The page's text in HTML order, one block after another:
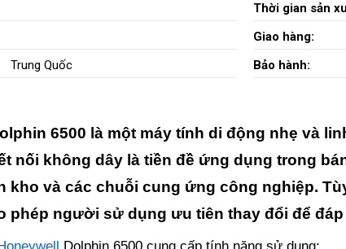
Trung Quốc
Thời gian sản
Giao hàng:
Bảo hành:
6500 là một máy tính di động nhẹ và
nối không dây là tiền đề ứng dụng trong
kho và các chuỗi cung ứng công nghiệp.
phép người sử dụng ưu tiên thay đổi để